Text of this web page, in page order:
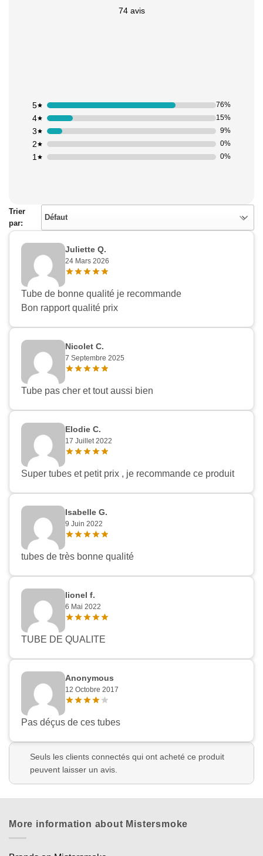
74 avis
1 0%
2 0%
3 9%
4 15%
5 76%
Trier
par:
Défaut
Juliette Q.
24 Mars 2026
Tube de bonne qualité je recommande
Bon rapport qualité prix
Nicolet C.
7 Septembre 2025
Tube pas cher et tout aussi bien
Elodie C.
17 Juillet 2022
Super tubes et petit prix , je recommande ce produit
Isabelle G.
9 Juin 2022
tubes de très bonne qualité
lionel f.
6 Mai 2022
TUBE DE QUALITE
Anonymous
12 Octobre 2017
Pas déçus de ces tubes
Seuls les clients connectés qui ont acheté ce produit
peuvent laisser un avis.
More information about Mistersmoke